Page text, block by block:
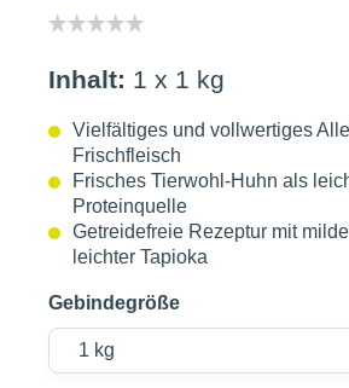
Inhalt: 1 x 1 kg
Vielfältiges und vollwertiges
Frischfleisch
Frisches Tierwohl-Huhn als
Proteinquelle
Getreidefreie Rezeptur mit
leichter Tapioka
Gebindegröße